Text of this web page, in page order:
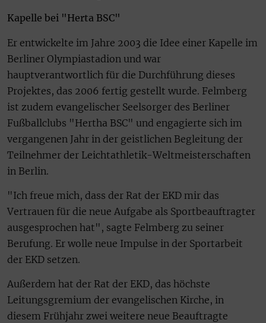
Kapelle bei "Herta BSC"
Er entwickelte im Jahre 2003 die Idee einer Kapelle im
Berliner Olympiastadion und war
hauptverantwortlich für die Durchführung dieses
Projektes, das 2006 fertig gestellt wurde. Felmberg
ist zudem evangelischer Seelsorger des Berliner
Fußballclubs "Hertha BSC" und engagierte sich im
vergangenen Jahr in der geistlichen Begleitung der
Teilnehmer der Leichtathletik-Weltmeisterschaften
in Berlin.
"Ich freue mich, dass der Rat der EKD mir das
Vertrauen für die neue Aufgabe als Sportbeauftragter
ausgesprochen hat", sagte Felmberg zu seiner
Berufung. Er wolle neue Impulse in der Sportarbeit
der EKD setzen.
Außerdem hat der Rat der EKD, das höchste
Leitungsgremium der evangelischen Kirche, in
diesem Frühjahr zwei weitere neue Beauftragte